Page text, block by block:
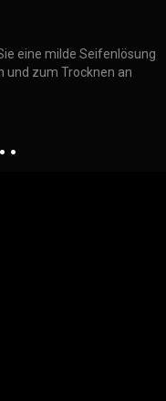
eine milde Seifenlösung
und zum Trocknen an